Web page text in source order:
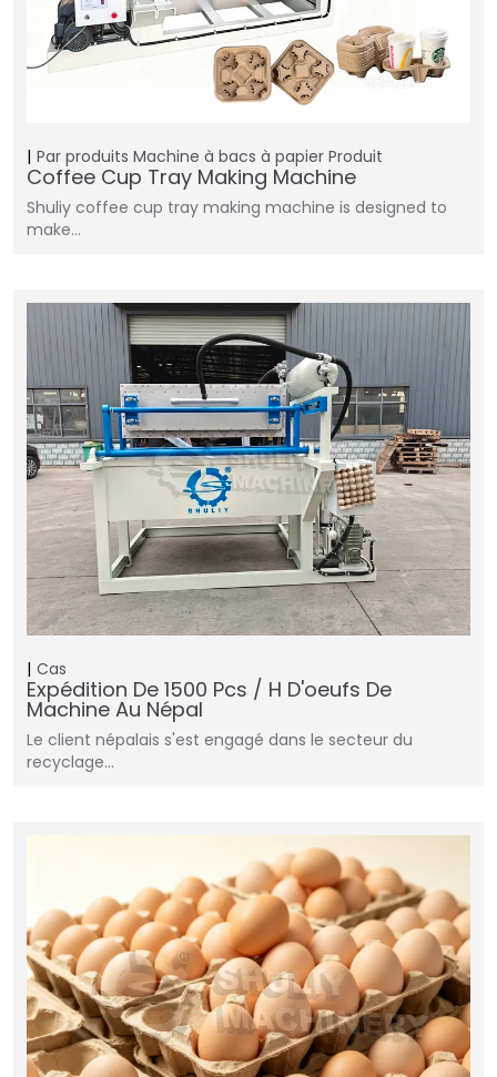
Par produits Machine à bacs à papier Produit
Coffee Cup Tray Making Machine
Shuliy coffee cup tray making machine is designed to
make…
Cas
Expédition De 1500 Pcs / H D'oeufs De
Machine Au Népal
Le client népalais s'est engagé dans le secteur du
recyclage…